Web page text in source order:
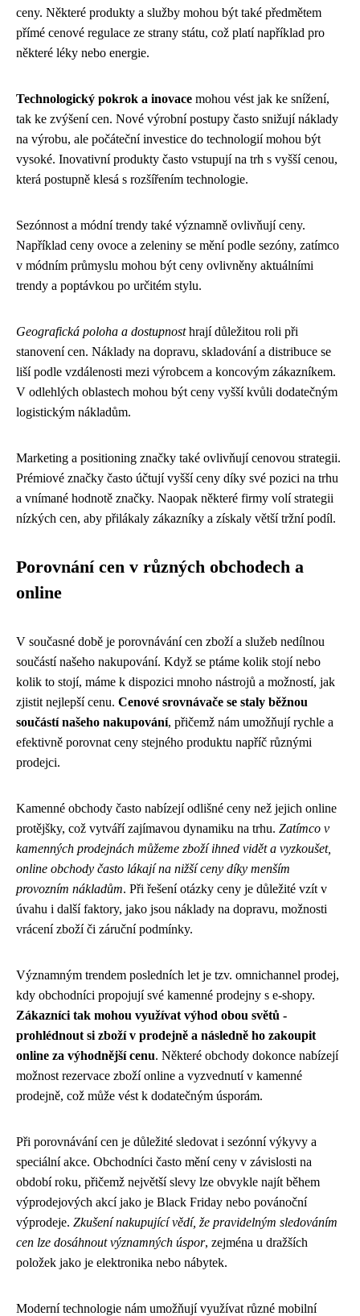
ceny. Některé produkty a služby mohou být také předmětem
přímé cenové regulace ze strany státu, což platí například pro
některé léky nebo energie.
Technologický pokrok a inovace mohou vést jak ke snížení,
tak ke zvýšení cen. Nové výrobní postupy často snižují náklady
na výrobu, ale počáteční investice do technologií mohou být
vysoké. Inovativní produkty často vstupují na trh s vyšší cenou,
která postupně klesá s rozšířením technologie.
Sezónnost a módní trendy také významně ovlivňují ceny.
Například ceny ovoce a zeleniny se mění podle sezóny, zatímco
v módním průmyslu mohou být ceny ovlivněny aktuálními
trendy a poptávkou po určitém stylu.
Geografická poloha a dostupnosthrají důležitou roli při
stanovení cen. Náklady na dopravu, skladování a distribuce se
liší podle vzdálenosti mezi výrobcem a koncovým zákazníkem.
V odlehlých oblastech mohou být ceny vyšší kvůli dodatečným
logistickým nákladům.
Marketing a positioning značky také ovlivňují cenovou strategii.
Prémiové značky často účtují vyšší ceny díky své pozici na trhu
a vnímané hodnotě značky. Naopak některé firmy volí strategii
nízkých cen, aby přilákaly zákazníky a získaly větší tržní podíl.
Porovnání cen v různých obchodech a
online
V současné době je porovnávání cen zboží a služeb nedílnou
součástí našeho nakupování. Když se ptáme kolik stojí nebo
kolik to stojí, máme k dispozici mnoho nástrojů a možností, jak
zjistit nejlepší cenu. Cenové srovnávače se staly běžnou
součástí našeho nakupování, přičemž nám umožňují rychle a
efektivně porovnat ceny stejného produktu napříč různými
prodejci.
Kamenné obchody často nabízejí odlišné ceny než jejich online
protějšky, což vytváří zajímavou dynamiku na trhu. Zatímco v
kamenných prodejnách můžeme zboží ihned vidět a vyzkoušet,
online obchody často lákají na nižší ceny díky menším
provozním nákladům. Při řešení otázky ceny je důležité vzít v
úvahu i další faktory, jako jsou náklady na dopravu, možnosti
vrácení zboží či záruční podmínky.
Významným trendem posledních let je tzv. omnichannel prodej,
kdy obchodníci propojují své kamenné prodejny s e-shopy.
Zákazníci tak mohou využívat výhod obou světů -
prohlédnout si zboží v prodejně a následně ho zakoupit
online za výhodnější cenu. Některé obchody dokonce nabízejí
možnost rezervace zboží online a vyzvednutí v kamenné
prodejně, což může vést k dodatečným úsporám.
Při porovnávání cen je důležité sledovat i sezónní výkyvy a
speciální akce. Obchodníci často mění ceny v závislosti na
období roku, přičemž největší slevy lze obvykle najít během
výprodejových akcí jako je Black Friday nebo povánoční
výprodeje. Zkušení nakupující vědí, že pravidelným sledováním
cen lze dosáhnout významných úspor, zejména u dražších
položek jako je elektronika nebo nábytek.
Moderní technologie nám umožňují využívat různé mobilní